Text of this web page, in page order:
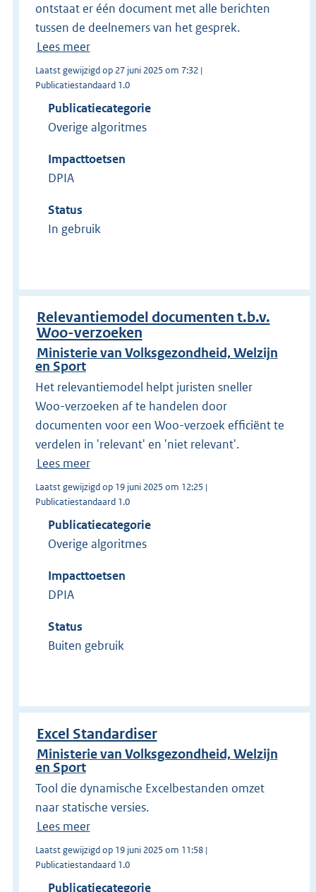
ontstaat er één document met alle berichten
tussen de deelnemers van het gesprek.
Lees meer
Laatst gewijzigd op 27 juni 2025 om 7:32 |
Publicatiestandaard 1.0
Publicatiecategorie
Overige algoritmes
Impacttoetsen
DPIA
Status
In gebruik
Relevantiemodel documenten t.b.v.
Woo-verzoeken
Ministerie van Volksgezondheid, Welzijn
en Sport
Het relevantiemodel helpt juristen sneller
Woo-verzoeken af te handelen door
documenten voor een Woo-verzoek efficiënt te
verdelen in 'relevant' en 'niet relevant'.
Lees meer
Laatst gewijzigd op 19 juni 2025 om 12:25 |
Publicatiestandaard 1.0
Publicatiecategorie
Overige algoritmes
Impacttoetsen
DPIA
Status
Buiten gebruik
Excel Standardiser
Ministerie van Volksgezondheid, Welzijn
en Sport
Tool die dynamische Excelbestanden omzet
naar statische versies.
Lees meer
Laatst gewijzigd op 19 juni 2025 om 11:58 |
Publicatiestandaard 1.0
Publicatiecategorie